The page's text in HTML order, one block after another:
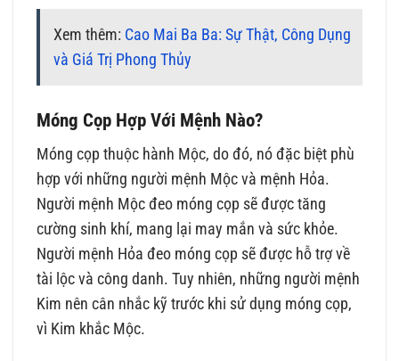
Xem thêm: Cao Mai Ba Ba: Sự Thật, Công Dụng
và Giá Trị Phong Thủy
Móng Cọp Hợp Với Mệnh Nào?
Móng cọp thuộc hành Mộc, do đó, nó đặc biệt phù
hợp với những người mệnh Mộc và mệnh Hỏa.
Người mệnh Mộc đeo móng cọp sẽ được tăng
cường sinh khí, mang lại may mắn và sức khỏe.
Người mệnh Hỏa đeo móng cọp sẽ được hỗ trợ về
tài lộc và công danh. Tuy nhiên, những người mệnh
Kim nên cân nhắc kỹ trước khi sử dụng móng cọp,
vì Kim khắc Mộc.